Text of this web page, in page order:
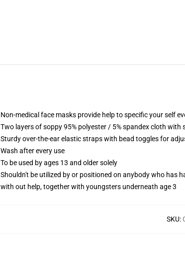
Non-medical face masks provide help to specific your self
Two layers of soppy 95% polyester / 5% spandex cloth
Sturdy over-the-ear elastic straps with bead toggles for
Wash after every use
To be used by ages 13 and older solely
Shouldn't be utilized by or positioned on anybody who has
with out help, together with youngsters underneath age 3
SKU: